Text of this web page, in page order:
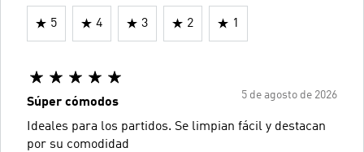
5 4 3 2 1
5 de agosto de 2026
Súper cómodos
Ideales para los partidos. Se limpian fácil y destacan
por su comodidad